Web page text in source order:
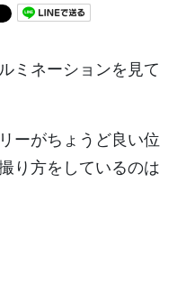
ミネーションを見て
ーがちょうど良い位
り方をしているのは